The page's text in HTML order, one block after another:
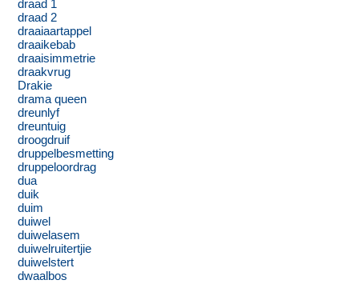
draad 1
draad 2
draaiaartappel
draaikebab
draaisimmetrie
draakvrug
Drakie
drama queen
dreunlyf
dreuntuig
droogdruif
druppelbesmetting
druppeloordrag
dua
duik
duim
duiwel
duiwelasem
duiwelruitertjie
duiwelstert
dwaalbos